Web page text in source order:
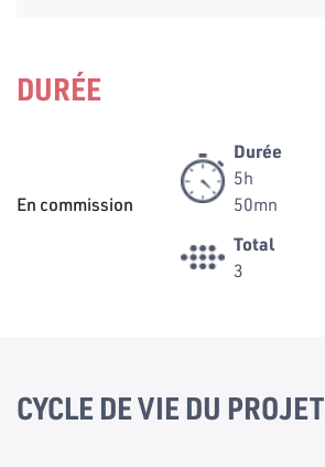
DURÉE
En commission
Durée
5h
50mn
Total
3
CYCLE DE VIE DU PROJET